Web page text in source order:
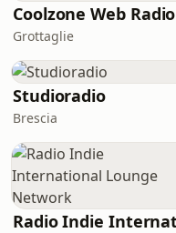
Coolzone Web Radio
Grottaglie
Studioradio
Brescia